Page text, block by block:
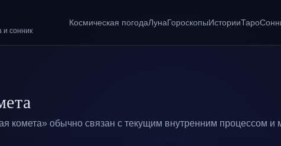
и сонник
Космическая погодаЛунаГороскопыИсторииТаро
комета» обычно связан с текущим внутренним процессом и